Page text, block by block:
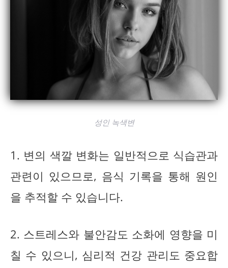
성인 녹색변
1. 변의 색깔 변화는 일반적으로 식습관과
관련이 있으므로, 음식 기록을 통해 원인
을 추적할 수 있습니다.
2. 스트레스와 불안감도 소화에 영향을 미
칠 수 있으니, 심리적 건강 관리도 중요합